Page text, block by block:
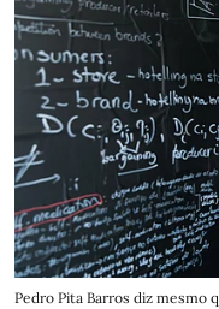
Pedro Pita Barros diz mesmo